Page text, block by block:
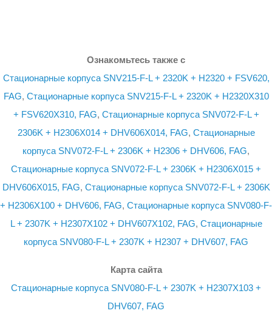
Ознакомьтесь также с
Стационарные корпуса SNV215-F-L + 2320K + H2320 + FSV620,
FAG, Стационарные корпуса SNV215-F-L + 2320K + H2320X310
+ FSV620X310, FAG, Стационарные корпуса SNV072-F-L +
2306K + H2306X014 + DHV606X014, FAG, Стационарные
корпуса SNV072-F-L + 2306K + H2306 + DHV606, FAG,
Стационарные корпуса SNV072-F-L + 2306K + H2306X015 +
DHV606X015, FAG, Стационарные корпуса SNV072-F-L + 2306K
+ H2306X100 + DHV606, FAG, Стационарные корпуса SNV080-F-
L + 2307K + H2307X102 + DHV607X102, FAG, Стационарные
корпуса SNV080-F-L + 2307K + H2307 + DHV607, FAG
Карта сайта
Стационарные корпуса SNV080-F-L + 2307K + H2307X103 +
DHV607, FAG